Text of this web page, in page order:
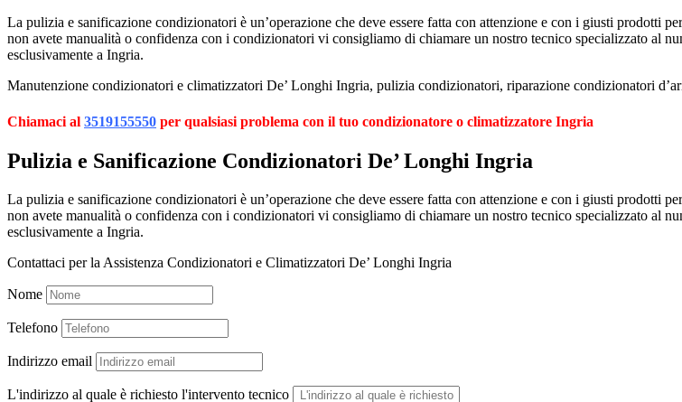
La pulizia e sanificazione condizionatori è un’operazione che deve essere fatta con attenzione e con i giusti prodotti
non avete manualità o confidenza con i condizionatori vi consigliamo di chiamare un nostro tecnico specializzato al
esclusivamente a Ingria.
Manutenzione condizionatori e climatizzatori De’ Longhi Ingria, pulizia condizionatori, riparazione condizionatori
Chiamaci al 3519155550 per qualsiasi problema con il tuo condizionatore o climatizzatore Ingria
Pulizia e Sanificazione Condizionatori De’ Longhi Ingria
La pulizia e sanificazione condizionatori è un’operazione che deve essere fatta con attenzione e con i giusti prodotti
non avete manualità o confidenza con i condizionatori vi consigliamo di chiamare un nostro tecnico specializzato al
esclusivamente a Ingria.
Contattaci per la Assistenza Condizionatori e Climatizzatori De’ Longhi Ingria
Nome
Telefono
Indirizzo email
L'indirizzo al quale è richiesto l'intervento tecnico